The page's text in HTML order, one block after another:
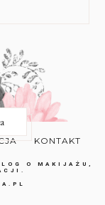
KONTAKT
O MAKIJAŻU,